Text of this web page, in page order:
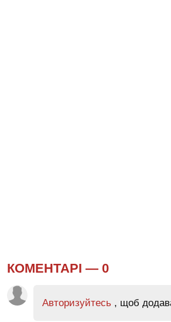
КОМЕНТАРІ — 0
Авторизуйтесь , щоб